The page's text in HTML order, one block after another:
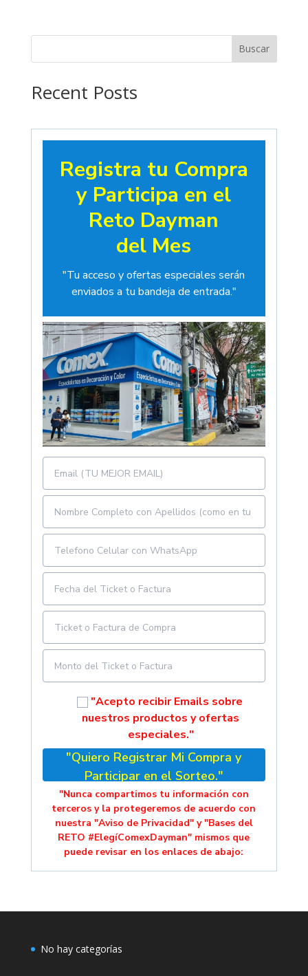
desde
Buscar
Recent Posts
Registra tu Compra
y Participa en el
Reto Dayman
del Mes
"Tu acceso y ofertas especiales serán
enviados a tu bandeja de entrada."
"Acepto recibir Emails sobre
nuestros productos y ofertas
especiales."
"Quiero Registrar Mi Compra y
Participar en el Sorteo."
"Nunca compartimos tu información con
terceros y la protegeremos de acuerdo con
nuestra "Aviso de Privacidad" y "Bases del
RETO #ElegíComexDayman" mismos que
puede revisar en los enlaces de abajo:
No hay categorías